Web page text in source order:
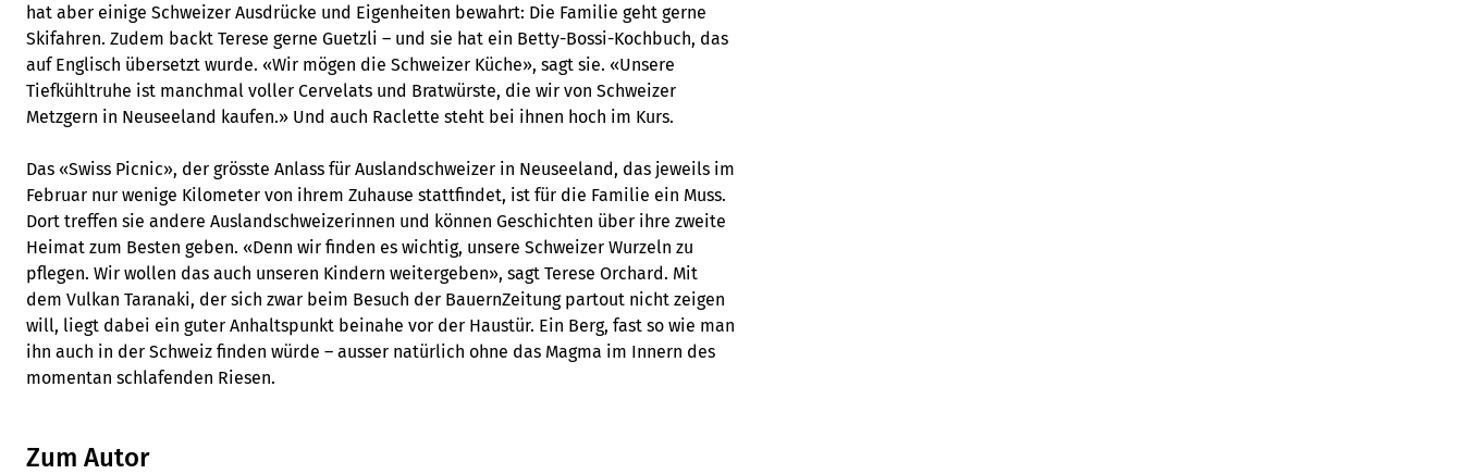
hat aber einige Schweizer Ausdrücke und Eigenheiten bewahrt: Die Familie geht gerne
Skifahren. Zudem backt Terese gerne Guetzli – und sie hat ein Betty-Bossi-Kochbuch, das
auf Englisch übersetzt wurde. «Wir mögen die Schweizer Küche», sagt sie. «Unsere
Tiefkühltruhe ist manchmal voller Cervelats und Bratwürste, die wir von Schweizer
Metzgern in Neuseeland kaufen.» Und auch Raclette steht bei ihnen hoch im Kurs.
Das «Swiss Picnic», der grösste Anlass für Auslandschweizer in Neuseeland, das jeweils im
Februar nur wenige Kilometer von ihrem Zuhause stattfindet, ist für die Familie ein Muss.
Dort treffen sie andere Auslandschweizerinnen und können Geschichten über ihre zweite
Heimat zum Besten geben. «Denn wir finden es wichtig, unsere Schweizer Wurzeln zu
pflegen. Wir wollen das auch unseren Kindern weitergeben», sagt Terese Orchard. Mit
dem Vulkan Taranaki, der sich zwar beim Besuch der BauernZeitung partout nicht zeigen
will, liegt dabei ein guter Anhaltspunkt beinahe vor der Haustür. Ein Berg, fast so wie man
ihn auch in der Schweiz finden würde – ausser natürlich ohne das Magma im Innern des
momentan schlafenden Riesen.
Zum Autor